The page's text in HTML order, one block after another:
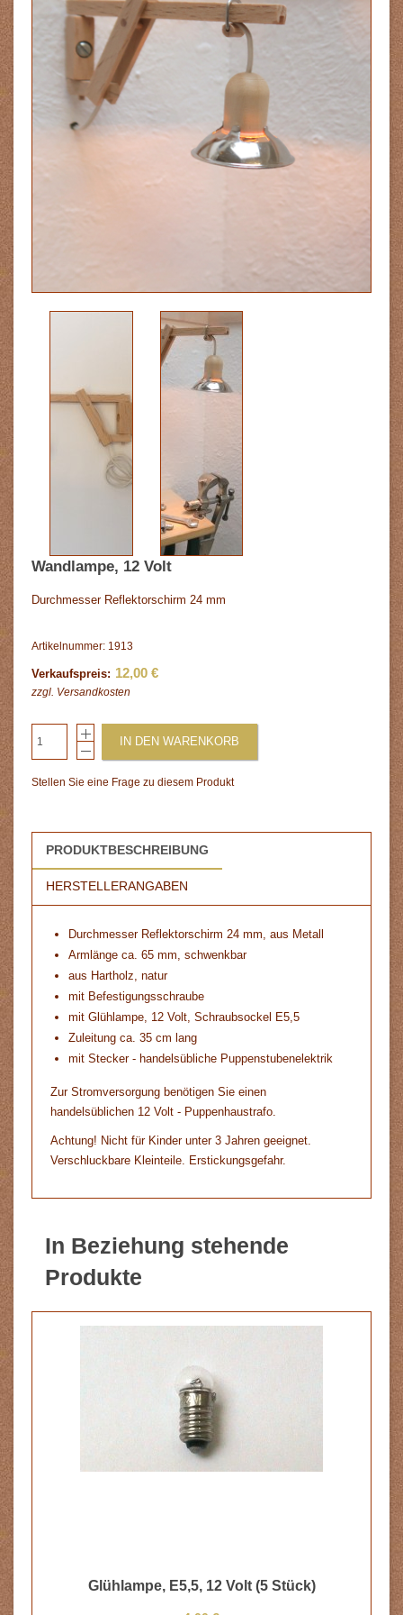
Wandlampe, 12 Volt
Durchmesser Reflektorschirm 24 mm
Artikelnummer: 1913
Verkaufspreis: 12,00 €
zzgl. Versandkosten
IN DEN WARENKORB
Stellen Sie eine Frage zu diesem Produkt
PRODUKTBESCHREIBUNG
HERSTELLERANGABEN
Durchmesser Reflektorschirm 24 mm, aus Metall
Armlänge ca. 65 mm, schwenkbar
aus Hartholz, natur
mit Befestigungsschraube
mit Glühlampe, 12 Volt, Schraubsockel E5,5
Zuleitung ca. 35 cm lang
mit Stecker - handelsübliche Puppenstubenelektrik
Zur Stromversorgung benötigen Sie einen
handelsüblichen 12 Volt - Puppenhaustrafo.
Achtung! Nicht für Kinder unter 3 Jahren geeignet.
Verschluckbare Kleinteile. Erstickungsgefahr.
In Beziehung stehende
Produkte
Glühlampe, E5,5, 12 Volt (5 Stück)